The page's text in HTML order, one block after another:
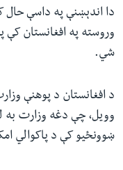
دا اندېښنې په داسې
وروسته په افغانستان کې
شي.
د افغانستان د پوهنې
وویل، چې دغه وزارت به
ښوونځیو کې د پاکوالي